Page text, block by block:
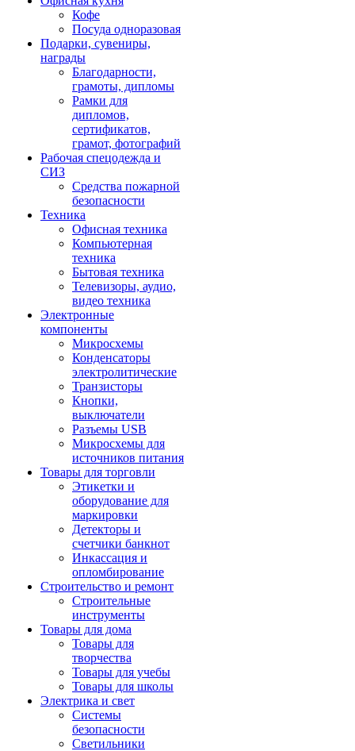
Кофе
Посуда одноразовая
Подарки, сувениры,
награды
Благодарности,
грамоты, дипломы
Рамки для
дипломов,
сертификатов,
грамот, фотографий
Рабочая спецодежда и
СИЗ
Средства пожарной
безопасности
Техника
Офисная техника
Компьютерная
техника
Бытовая техника
Телевизоры, аудио,
видео техника
Электронные
компоненты
Микросхемы
Конденсаторы
электролитические
Транзисторы
Кнопки,
выключатели
Разъемы USB
Микросхемы для
источников питания
Товары для торговли
Этикетки и
оборудование для
маркировки
Детекторы и
счетчики банкнот
Инкассация и
опломбирование
Строительство и ремонт
Строительные
инструменты
Товары для дома
Товары для
творчества
Товары для учебы
Товары для школы
Электрика и свет
Системы
безопасности
Светильники